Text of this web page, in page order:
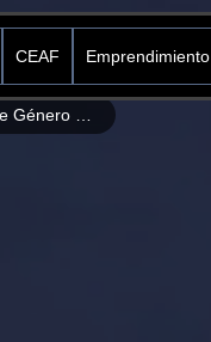
CEAF Emprendimiento